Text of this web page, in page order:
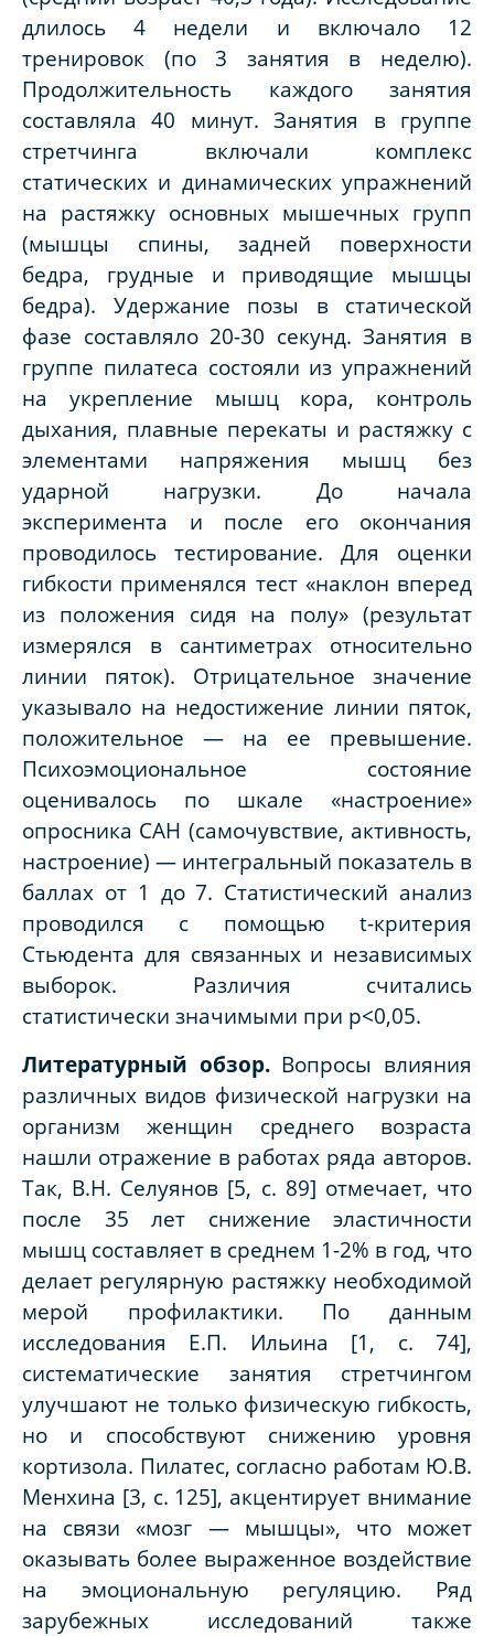
длилось 4 недели и включало 12
тренировок (по 3 занятия в неделю).
Продолжительность каждого занятия
составляла 40 минут. Занятия в группе
стретчинга включали комплекс
статических и динамических упражнений
на растяжку основных мышечных групп
(мышцы спины, задней поверхности
бедра, грудные и приводящие мышцы
бедра). Удержание позы в статической
фазе составляло 20-30 секунд. Занятия в
группе пилатеса состояли из упражнений
на укрепление мышц кора, контроль
дыхания, плавные перекаты и растяжку с
элементами напряжения мышц без
ударной нагрузки. До начала
эксперимента и после его окончания
проводилось тестирование. Для оценки
гибкости применялся тест «наклон вперед
из положения сидя на полу» (результат
измерялся в сантиметрах относительно
линии пяток). Отрицательное значение
указывало на недостижение линии пяток,
положительное — на ее превышение.
Психоэмоциональное состояние
оценивалось по шкале «настроение»
опросника САН (самочувствие, активность,
настроение) — интегральный показатель в
баллах от 1 до 7. Статистический анализ
проводился с помощью t-критерия
Стьюдента для связанных и независимых
выборок. Различия считались
статистически значимыми при p<0,05.
Литературный обзор.Вопросы влияния
различных видов физической нагрузки на
организм женщин среднего возраста
нашли отражение в работах ряда авторов.
Так, В.Н. Селуянов [5, с. 89] отмечает, что
после 35 лет снижение эластичности
мышц составляет в среднем 1-2% в год, что
делает регулярную растяжку необходимой
мерой профилактики. По данным
исследования Е.П. Ильина [1, с. 74],
систематические занятия стретчингом
улучшают не только физическую гибкость,
но и способствуют снижению уровня
кортизола. Пилатес, согласно работам Ю.В.
Менхина [3, с. 125], акцентирует внимание
на связи «мозг — мышцы», что может
оказывать более выраженное воздействие
на эмоциональную регуляцию. Ряд
зарубежных исследований также